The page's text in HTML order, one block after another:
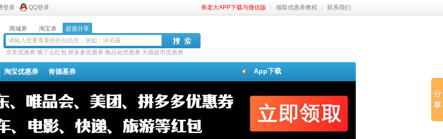
登录 QQ登录 券老大APP下载与微信版 领取优惠券教程 联系我们
商城券 淘宝券 超值分享
京东优惠券 饿了么红包 拼多多优惠券 唯品会优惠券 天猫超市优惠券
App下载
淘宝优惠券 肯德基券